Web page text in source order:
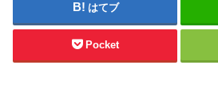
はてブ
Pocket